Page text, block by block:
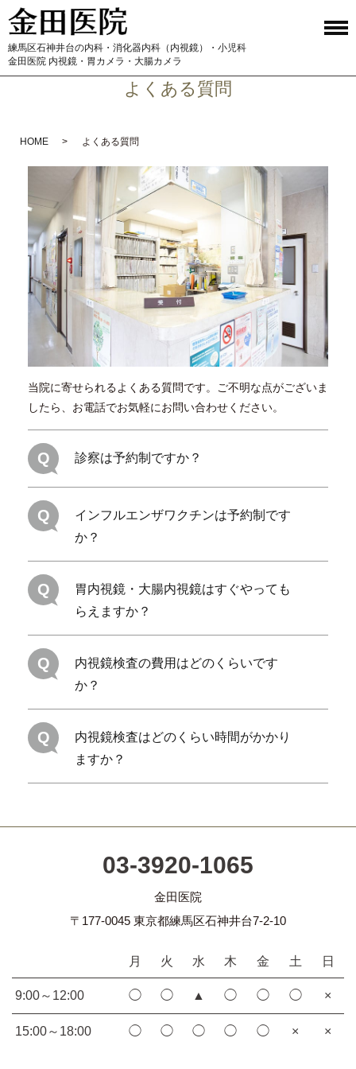
練馬区石神井台の内科・消化器内科（内視鏡）・小児科
金田医院 内視鏡・胃カメラ・大腸カメラ
よくある質問
HOME よくある質問
当院に寄せられるよくある質問です。ご不明な点がございま
したら、お電話でお気軽にお問い合わせください。
Q 診察は予約制ですか？
Q
インフルエンザワクチンは予約制です
か？
Q
胃内視鏡・大腸内視鏡はすぐやっても
らえますか？
Q
内視鏡検査の費用はどのくらいです
か？
Q
内視鏡検査はどのくらい時間がかかり
ますか？
03-3920-1065
金田医院
〒177-0045 東京都練馬区石神井台7-2-10
月 火 水 木 金 土 日
9:00～12:00 ◯ ◯ ▲ ◯ ◯ ◯ ×
15:00～18:00 ◯ ◯ ◯ ◯ ◯ × ×